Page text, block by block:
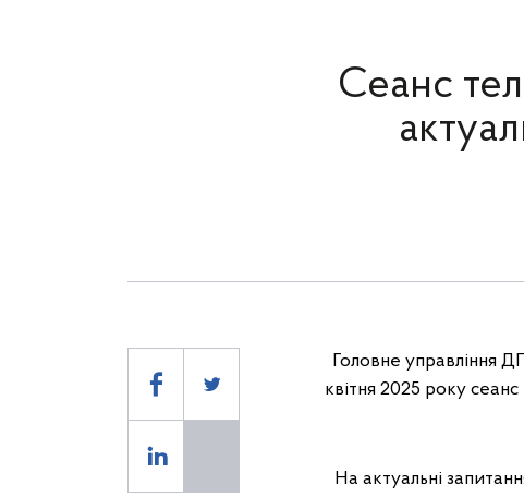
Сеанс
Головне управління
квітня 2025 року сеанс
На актуальні